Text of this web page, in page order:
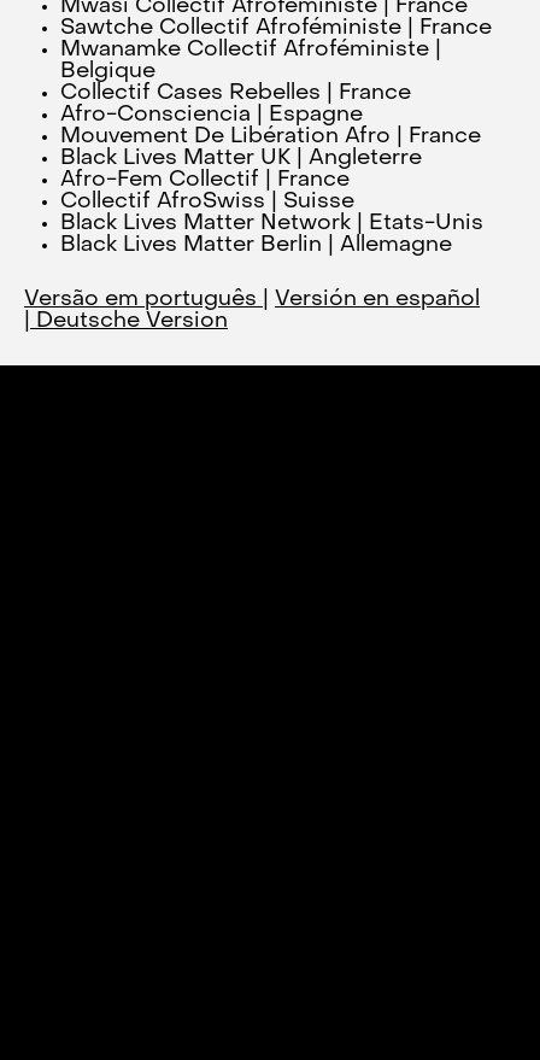
Mwasi Collectif Afroféministe | France
Sawtche Collectif Afroféministe | France
Mwanamke Collectif Afroféministe |
Belgique
Collectif Cases Rebelles | France
Afro-Consciencia | Espagne
Mouvement De Libération Afro | France
Black Lives Matter UK | Angleterre
Afro-Fem Collectif | France
Collectif AfroSwiss | Suisse
Black Lives Matter Network | Etats-Unis
Black Lives Matter Berlin | Allemagne
Versão em português
Versión en español
Deutsche Version